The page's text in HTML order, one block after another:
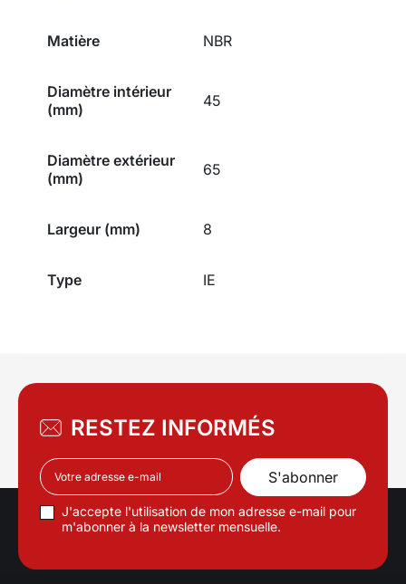
Matière NBR
Diamètre intérieur
(mm)
45
Diamètre extérieur
(mm)
65
Largeur (mm) 8
Type IE
RESTEZ INFORMÉS
J'accepte l'utilisation de mon adresse e-mail pour
m'abonner à la newsletter mensuelle.